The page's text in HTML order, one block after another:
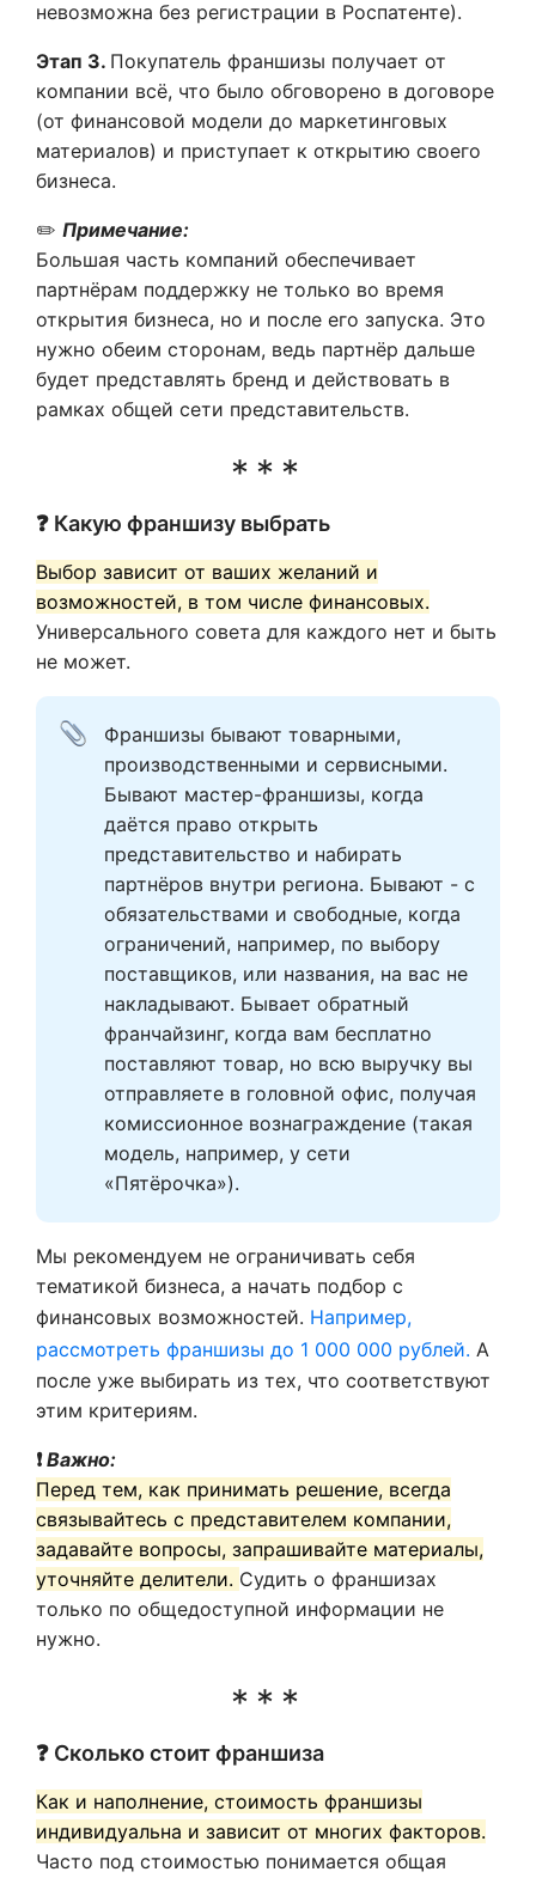
невозможна без регистрации в Роспатенте).
Этап 3. Покупатель франшизы получает от
компании всё, что было обговорено в договоре
(от финансовой модели до маркетинговых
материалов) и приступает к открытию своего
бизнеса.
✏️ Примечание:
Большая часть компаний обеспечивает
партнёрам поддержку не только во время
открытия бизнеса, но и после его запуска. Это
нужно обеим сторонам, ведь партнёр дальше
будет представлять бренд и действовать в
рамках общей сети представительств.
❓ Какую франшизу выбрать
Выбор зависит от ваших желаний и
возможностей, в том числе финансовых.
Универсального совета для каждого нет и быть
не может.
Франшизы бывают товарными,
производственными и сервисными.
Бывают мастер-франшизы, когда
даётся право открыть
представительство и набирать
партнёров внутри региона. Бывают - с
обязательствами и свободные, когда
ограничений, например, по выбору
поставщиков, или названия, на вас не
накладывают. Бывает обратный
франчайзинг, когда вам бесплатно
поставляют товар, но всю выручку вы
отправляете в головной офис, получая
комиссионное вознаграждение (такая
модель, например, у сети
«Пятёрочка»).
Мы рекомендуем не ограничивать себя
тематикой бизнеса, а начать подбор с
финансовых возможностей. Например,
рассмотреть франшизы до 1 000 000 рублей. А
после уже выбирать из тех, что соответствуют
этим критериям.
❗Важно:
Перед тем, как принимать решение, всегда
связывайтесь с представителем компании,
задавайте вопросы, запрашивайте материалы,
уточняйте делители. Судить о франшизах
только по общедоступной информации не
нужно.
❓ Сколько стоит франшиза
Как и наполнение, стоимость франшизы
индивидуальна и зависит от многих факторов.
Часто под стоимостью понимается общая